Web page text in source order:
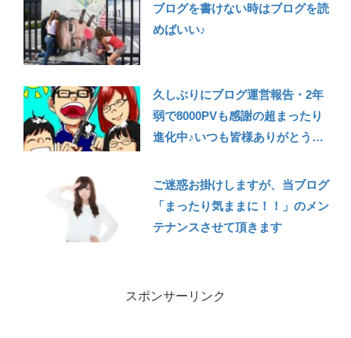
ブログを書けない時はブログを読
めばいい♪
久しぶりにブログ運営報告・2年
弱で8000PVも感謝の超まったり
進化中♪いつも皆様ありがとうご
ご迷惑お掛けしますが、当ブログ
「まったり気ままに！！」のメン
テナンスさせて頂きます
スポンサーリンク